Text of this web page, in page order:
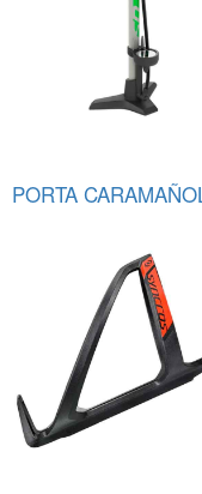
PORTA